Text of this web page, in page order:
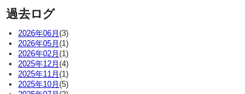
過去ログ
2026年06月 (3)
2026年05月 (1)
2026年02月 (1)
2025年12月 (4)
2025年11月 (1)
2025年10月 (5)